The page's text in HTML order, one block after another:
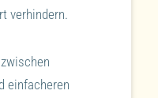
verhindern.
einfacheren